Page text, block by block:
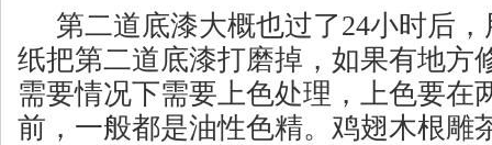
第二道底漆大概也过了24小时后，
纸把第二道底漆打磨掉，如果有地方
需要情况下需要上色处理，上色要在
前，一般都是油性色精。鸡翅木根雕